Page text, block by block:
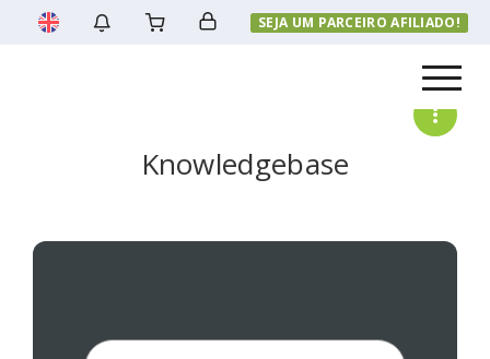
SEJA UM PARCEIRO AFILIADO!
Menu
Knowledgebase